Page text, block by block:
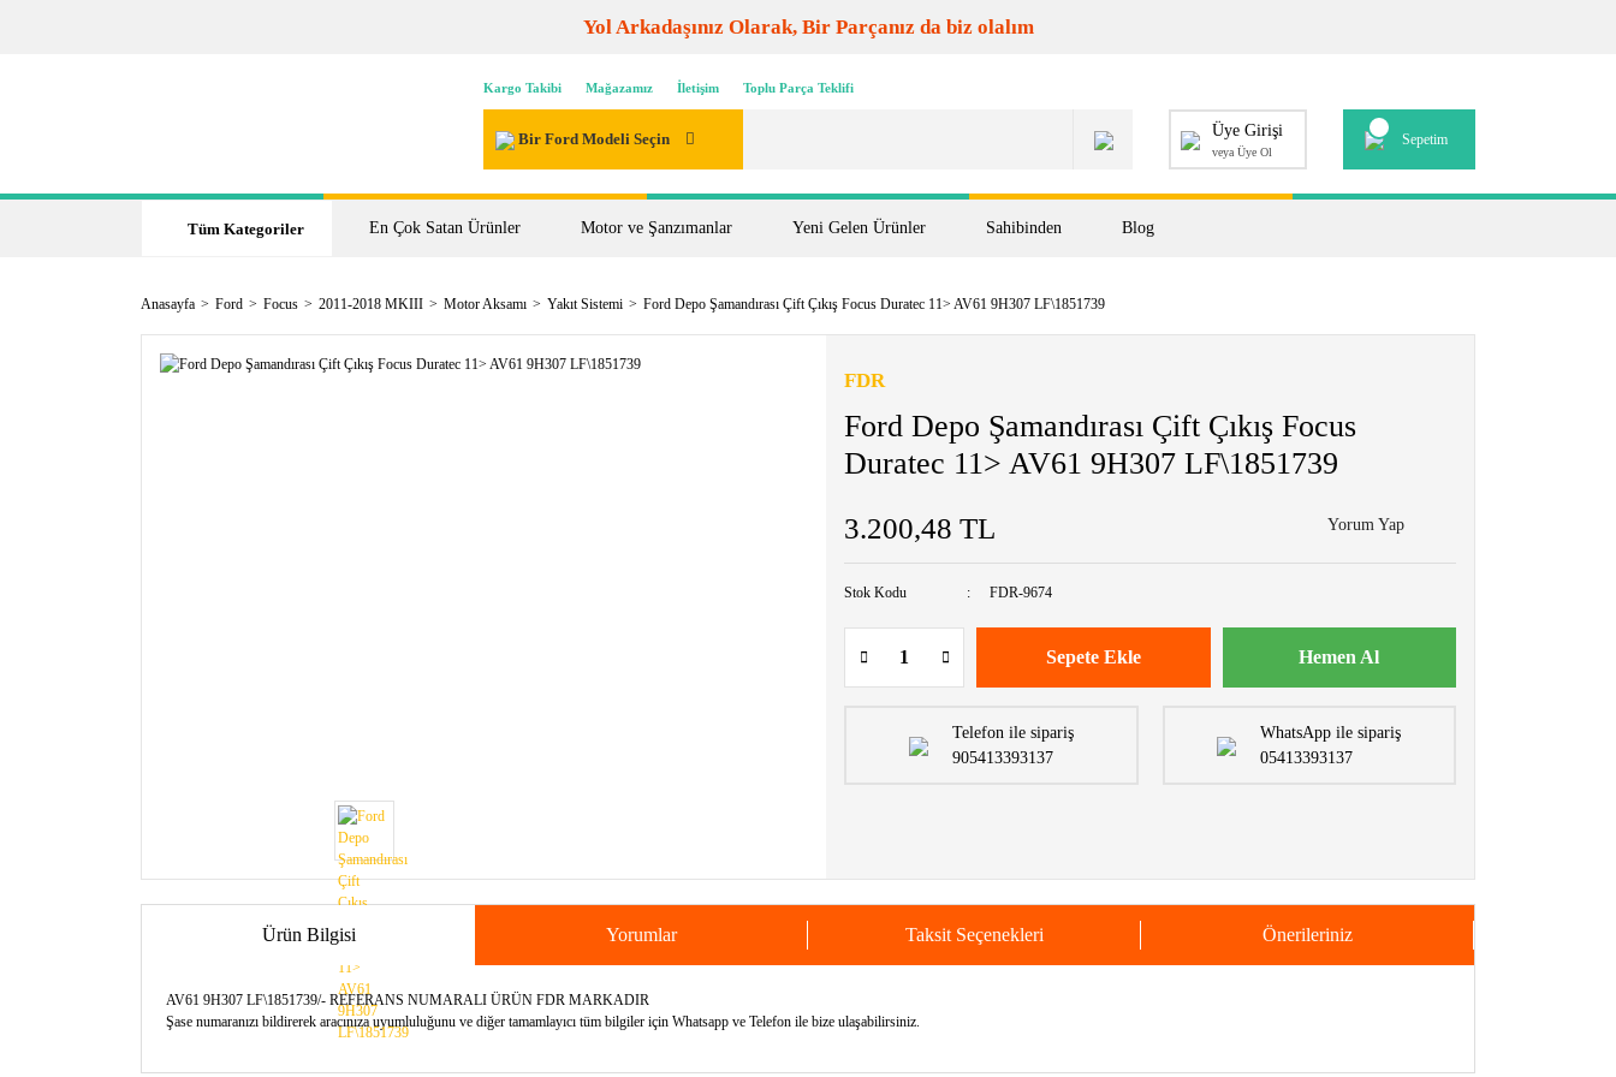
Yol Arkadaşınız Olarak, Bir Parçanız da biz olalım
Kargo Takibi Mağazamız İletişim Toplu Parça Teklifi
Bir Ford Modeli Seçin Üye Girişi
veya Üye Ol
Sepetim
Tüm Kategoriler En Çok Satan Ürünler Motor ve Şanzımanlar Yeni Gelen Ürünler Sahibinden Blog
Anasayfa Ford Focus 2011-2018 MKIII Motor Aksamı Yakıt Sistemi Ford Depo Şamandırası Çift Çıkış Focus Duratec 11> AV61 9H307 LF\1851739
FDR
Ford Depo Şamandırası Çift Çıkış Focus
Duratec 11> AV61 9H307 LF\1851739
3.200,48 TL Yorum Yap
Stok Kodu FDR-9674
Sepete Ekle Hemen Al
Telefon ile sipariş
905413393137
WhatsApp ile sipariş
05413393137
Ürün Bilgisi Yorumlar Taksit Seçenekleri Önerileriniz
AV61 9H307 LF\1851739/- REFERANS NUMARALI ÜRÜN FDR MARKADIR
Şase numaranızı bildirerek aracınıza uyumluluğunu ve diğer tamamlayıcı tüm bilgiler için Whatsapp ve Telefon ile bize ulaşabilirsiniz.